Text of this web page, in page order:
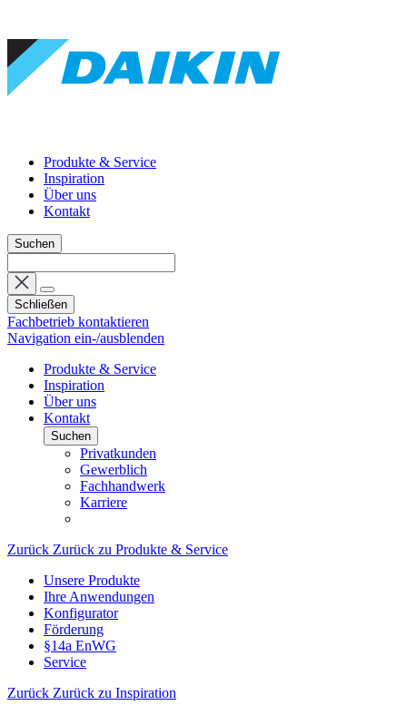
Produkte & Service
Inspiration
Über uns
Kontakt
Suchen
Schließen
Fachbetrieb kontaktieren
Navigation ein-/ausblenden
Produkte & Service
Inspiration
Über uns
Kontakt
Suchen
Privatkunden
Gewerblich
Fachhandwerk
Karriere
Zurück Zurück zu Produkte & Service
Unsere Produkte
Ihre Anwendungen
Konfigurator
Förderung
§14a EnWG
Service
Zurück Zurück zu Inspiration